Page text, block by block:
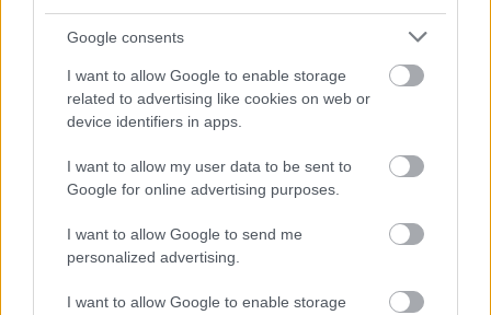
Google consents
I want to allow Google to enable storage
related to advertising like cookies on web or
device identifiers in apps.
I want to allow my user data to be sent to
Google for online advertising purposes.
I want to allow Google to send me
personalized advertising.
I want to allow Google to enable storage
AZ EMBERSÉG ÜNNEPE
„AZ EMBERT EMBERRÉ TETTE…” – VASÁRNAP
ZÁRT A DOMBOS FEST